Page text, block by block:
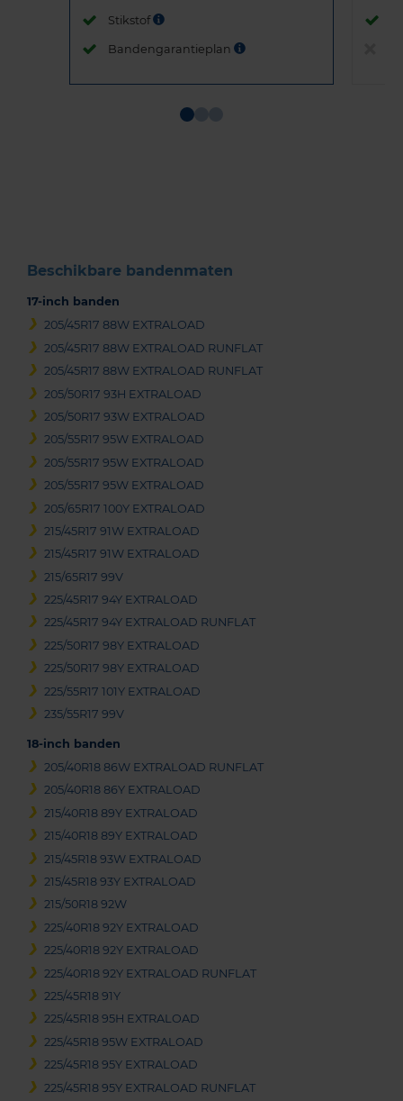
Stikstof
Bandengarantieplan
Beschikbare bandenmaten
17-inch banden
205/45R17 88W EXTRALOAD
205/45R17 88W EXTRALOAD RUNFLAT
205/45R17 88W EXTRALOAD RUNFLAT
205/50R17 93H EXTRALOAD
205/50R17 93W EXTRALOAD
205/55R17 95W EXTRALOAD
205/55R17 95W EXTRALOAD
205/55R17 95W EXTRALOAD
205/65R17 100Y EXTRALOAD
215/45R17 91W EXTRALOAD
215/45R17 91W EXTRALOAD
215/65R17 99V
225/45R17 94Y EXTRALOAD
225/45R17 94Y EXTRALOAD RUNFLAT
225/50R17 98Y EXTRALOAD
225/50R17 98Y EXTRALOAD
225/55R17 101Y EXTRALOAD
235/55R17 99V
18-inch banden
205/40R18 86W EXTRALOAD RUNFLAT
205/40R18 86Y EXTRALOAD
215/40R18 89Y EXTRALOAD
215/40R18 89Y EXTRALOAD
215/45R18 93W EXTRALOAD
215/45R18 93Y EXTRALOAD
215/50R18 92W
225/40R18 92Y EXTRALOAD
225/40R18 92Y EXTRALOAD
225/40R18 92Y EXTRALOAD RUNFLAT
225/45R18 91Y
225/45R18 95H EXTRALOAD
225/45R18 95W EXTRALOAD
225/45R18 95Y EXTRALOAD
225/45R18 95Y EXTRALOAD RUNFLAT